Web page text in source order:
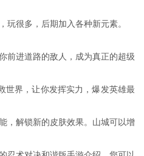
很多，后期加入各种新元素。
前进道路的敌人，成为真正的超级
世界，让你发挥实力，爆发英雄最
，解锁新的皮肤效果。山城可以增